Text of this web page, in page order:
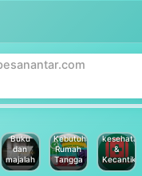
Buku
dan
majalah
Kebutuhan
Rumah
Tangga
kesehatan
&
Kecantikan